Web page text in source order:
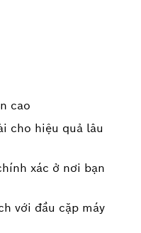
cao
cho hiệu quả lâu
xác ở nơi bạn
với đầu cặp máy